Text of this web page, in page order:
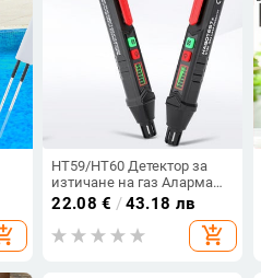
с
HT59/HT60 Детектор за
изтичане на газ Аларма
Детектор за горими газове
със звукова и визуална
аларма за всички видове
22.08 € /43.18 лв
add_shopping_cart